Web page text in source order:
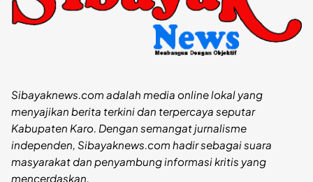
Sibayaknews.com adalah media online lokal yang
menyajikan berita terkini dan terpercaya seputar
Kabupaten Karo. Dengan semangat jurnalisme
independen, Sibayaknews.com hadir sebagai suara
masyarakat dan penyambung informasi kritis yang
mencerdaskan.